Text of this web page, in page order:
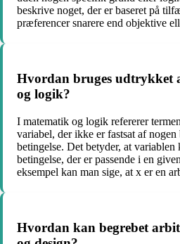
beskrive noget, der er baseret på
præferencer snarere end objektive
Hvordan bruges
og logik?
I matematik og logik refererer
variabel, der ikke er fastsat af
betingelse. Det betyder, at
betingelse, der er passende i en
eksempel kan man sige, at x er en
Hvordan kan begrebet